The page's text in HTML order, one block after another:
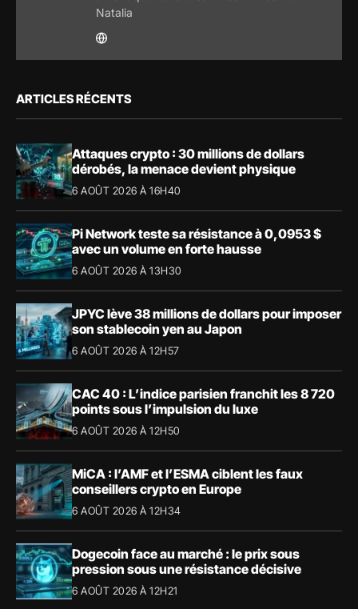
Natalia
ARTICLES RÉCENTS
Attaques crypto : 30 millions de dollars
dérobés, la menace devient physique
6 AOÛT 2026 À 16H40
Pi Network teste sa résistance à 0,0953 $
avec un volume en forte hausse
6 AOÛT 2026 À 13H30
JPYC lève 38 millions de dollars pour imposer
son stablecoin yen au Japon
6 AOÛT 2026 À 12H57
CAC 40 : L’indice parisien franchit les 8 720
points sous l’impulsion du luxe
6 AOÛT 2026 À 12H50
MiCA : l’AMF et l’ESMA ciblent les faux
conseillers crypto en Europe
6 AOÛT 2026 À 12H34
Dogecoin face au marché : le prix sous
pression sous une résistance décisive
6 AOÛT 2026 À 12H21